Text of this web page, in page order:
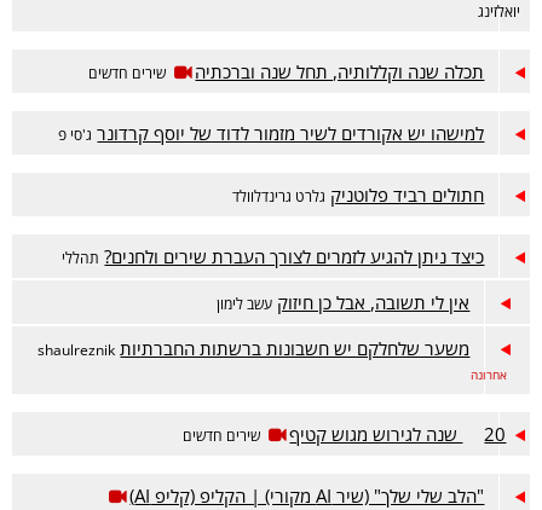
יואלזינג
תכלה שנה וקללותיה, תחל שנה וברכתיה שירים חדשים
למישהו יש אקורדים לשיר מזמור לדוד של יוסף קרדונר ג'סי פ
חתולים רביד פלוטניק גלרט גרינדלוולד
כיצד ניתן להגיע לזמרים לצורך העברת שירים ולחנים? תהללי
אין לי תשובה, אבל כן חיזוק עשב לימון
משער שלחלקם יש חשבונות ברשתות החברתיות shaulreznik
אחרונה
20 שנה לגירוש מגוש קטיף שירים חדשים
"הלב שלי שלך" (שיר AI מקורי) | הקליפ (קליפ AI)